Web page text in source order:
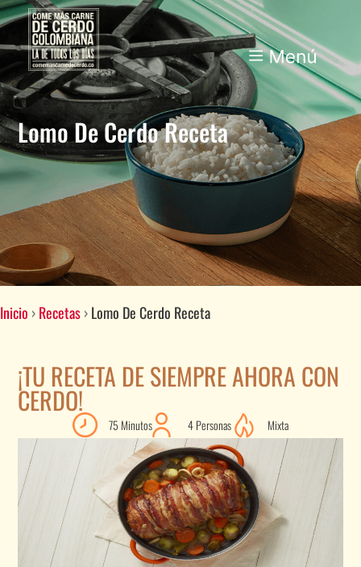
Lomo De Cerdo Receta
Inicio ›Recetas›Lomo De Cerdo Receta
¡TU RECETA DE SIEMPRE AHORA CON
CERDO!
75 Minutos 4 Personas Mixta